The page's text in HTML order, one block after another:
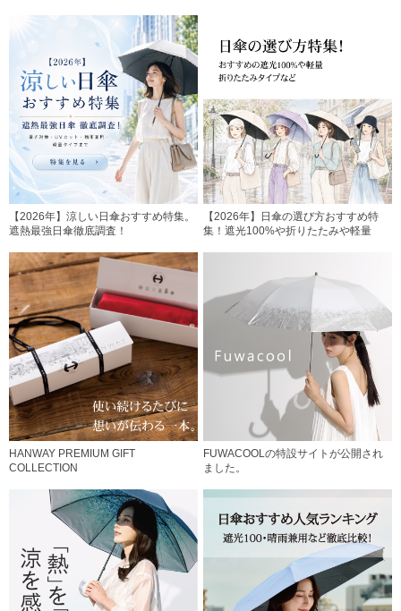
【2026年】涼しい日傘おすすめ特集。
遮熱最強日傘徹底調査！
【2026年】日傘の選び方おすすめ特
集！遮光100%や折りたたみや軽量
HANWAY PREMIUM GIFT
COLLECTION
FUWACOOLの特設サイトが公開され
ました。